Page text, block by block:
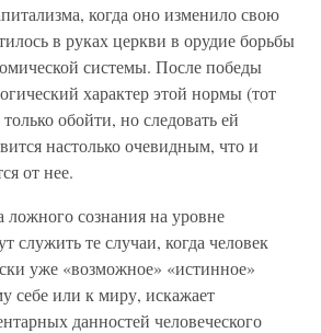
когда оно изменило свою
в руках церкви в орудие борьбы
системы. После победы
характер этой нормы (тот
обойти, но следовать ей
настолько очевидным, что и
от нее.
ложного сознания на уровне
служить те случаи, когда человек
уже «возможное» «истинное»
себе или к миру, искажает
данностей человеческого